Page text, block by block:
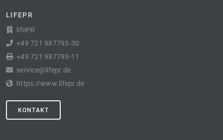
LIFEPR
lifePR
+49 721 987793-30
+49 721 987793-11
service@lifepr.de
https://www.lifepr.de
KONTAKT